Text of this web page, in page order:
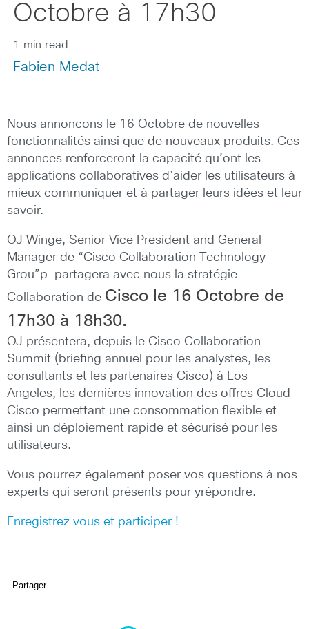
Octobre à 17h30
1 min read
Fabien Medat
Nous annoncons le 16 Octobre de nouvelles
fonctionnalités ainsi que de nouveaux produits. Ces
annonces renforceront la capacité qu’ont les
applications collaboratives d’aider les utilisateurs à
mieux communiquer et à partager leurs idées et leur
savoir.
OJ Winge, Senior Vice President and General
Manager de “Cisco Collaboration Technology
Grou”p partagera avec nous la stratégie
Collaboration de Cisco le 16 Octobre de
17h30 à 18h30.
OJ présentera, depuis le Cisco Collaboration
Summit (briefing annuel pour les analystes, les
consultants et les partenaires Cisco) à Los
Angeles, les dernières innovation des offres Cloud
Cisco permettant une consommation flexible et
ainsi un déploiement rapide et sécurisé pour les
utilisateurs.
Vous pourrez également poser vos questions à nos
experts qui seront présents pour yrépondre.
Enregistrez vous et participer !
Partager